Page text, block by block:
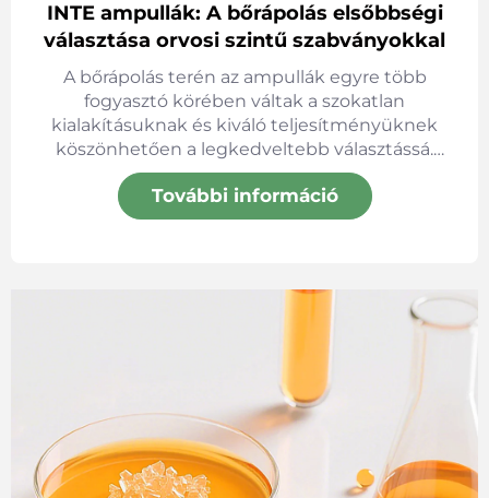
INTE ampullák: A bőrápolás elsőbbségi
választása orvosi szintű szabványokkal
A bőrápolás terén az ampullák egyre több
fogyasztó körében váltak a szokatlan
kialakításuknak és kiváló teljesítményüknek
köszönhetően a legkedveltebb választássá.
Ezek közül az INTE ampullák kiemelkedő
előnyökkel rendelkeznek. Vastagabbak,
megfelelnek az EU előírásainak és biztonságos,
mik az előnyeik?​
További információ